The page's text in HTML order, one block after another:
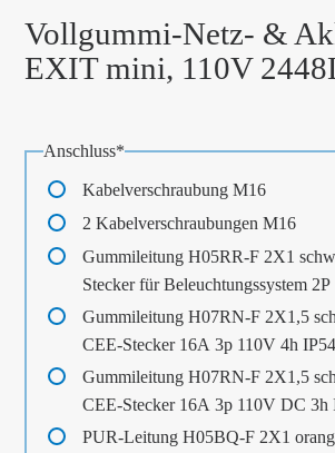
Vollgummi-Netz- &
EXIT mini, 110V
Pflichtfeld
Anschluss*
Kabelverschraubung M16
2 Kabelverschraubungen M16
Gummileitung H05RR-F 2X1
Stecker für Beleuchtungssystem 2P
Gummileitung H07RN-F 2X1,5
CEE-Stecker 16A 3p 110V 4h IP54
Gummileitung H07RN-F 2X1,5
CEE-Stecker 16A 3p 110V DC 3h
PUR-Leitung H05BQ-F 2X1